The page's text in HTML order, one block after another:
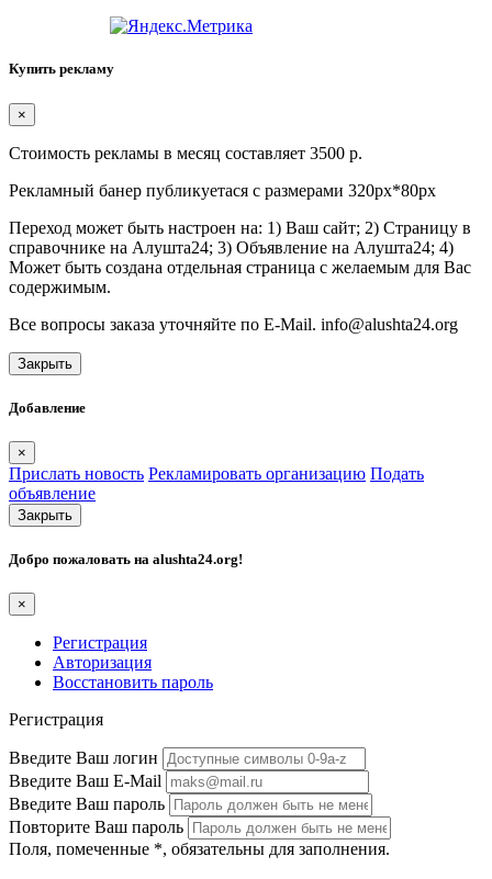
Купить рекламу
×
Стоимость рекламы в месяц составляет 3500 р.
Рекламный банер публикуетася с размерами 320px*80px
Переход может быть настроен на: 1) Ваш сайт; 2) Страницу в
справочнике на Алушта24; 3) Объявление на Алушта24; 4)
Может быть создана отдельная страница с желаемым для Вас
содержимым.
Все вопросы заказа уточняйте по E-Mail. info@alushta24.org
Закрыть
Добавление
×
Прислать новость Рекламировать организацию Подать
объявление
Закрыть
Добро пожаловать на alushta24.org!
×
Регистрация
Авторизация
Восстановить пароль
Регистрация
Введите Ваш логин
Введите Ваш E-Mail
Введите Ваш пароль
Повторите Ваш пароль
Поля, помеченные *, обязательны для заполнения.